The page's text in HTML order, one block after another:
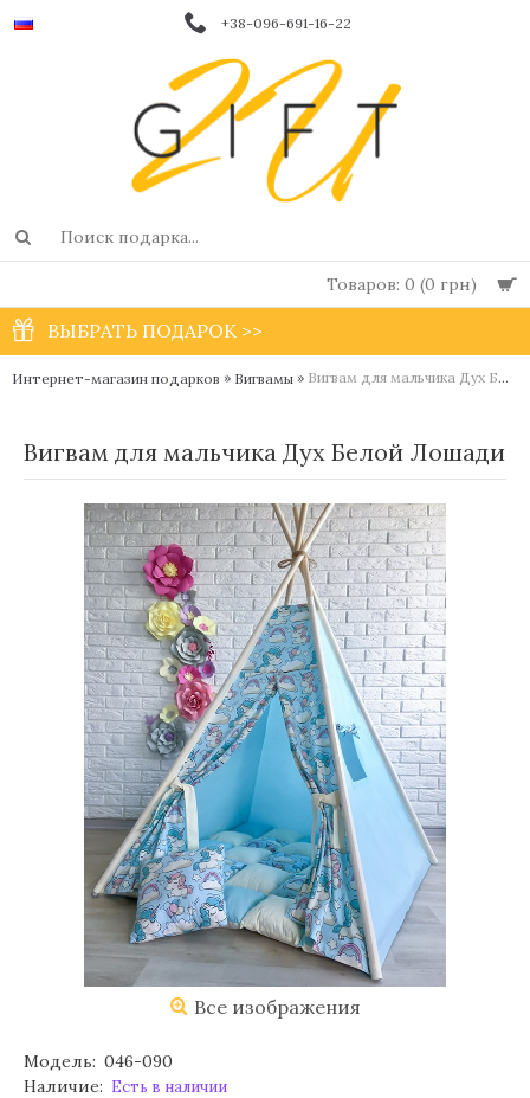
+38-096-691-16-22
Товаров: 0 (0 грн)
ВЫБРАТЬ ПОДАРОК >>
Интернет-магазин подарков » Вигвамы » Вигвам для мальчика Дух Белой Лошади
Вигвам для мальчика Дух Белой Лошади
Все изображения
Модель: 046-090
Наличие: Есть в наличии